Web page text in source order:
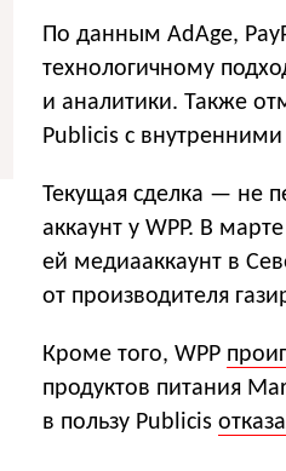
По данным AdAge,
технологичному
и аналитики. Также
Publicis с
Текущая сделка — не
аккаунт у WPP. В
ей медиааккаунт в
от производителя
Кроме того, WPP
продуктов питания
в пользу Publicis